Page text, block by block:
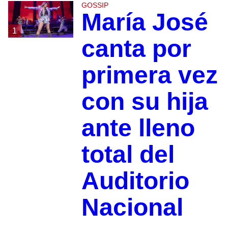
1
GOSSIP
María José
canta por
primera vez
con su hija
ante lleno
total del
Auditorio
Nacional